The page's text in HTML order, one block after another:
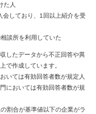
た人
会しており、1回以上紹介を受
談所を利用していた
したデータから不正回答や異
で作成しています。
いては有効回答者数が規定人
においては有効回答者数が規
割合が基準値以下の企業がラ